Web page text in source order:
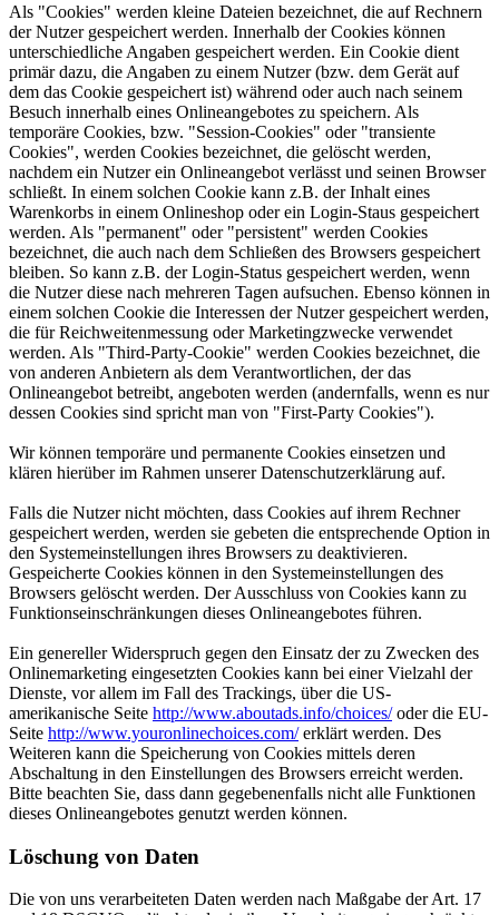
Als "Cookies" werden kleine Dateien bezeichnet, die auf Rechnern
der Nutzer gespeichert werden. Innerhalb der Cookies können
unterschiedliche Angaben gespeichert werden. Ein Cookie dient
primär dazu, die Angaben zu einem Nutzer (bzw. dem Gerät auf
dem das Cookie gespeichert ist) während oder auch nach seinem
Besuch innerhalb eines Onlineangebotes zu speichern. Als
temporäre Cookies, bzw. "Session-Cookies" oder "transiente
Cookies", werden Cookies bezeichnet, die gelöscht werden,
nachdem ein Nutzer ein Onlineangebot verlässt und seinen Browser
schließt. In einem solchen Cookie kann z.B. der Inhalt eines
Warenkorbs in einem Onlineshop oder ein Login-Staus gespeichert
werden. Als "permanent" oder "persistent" werden Cookies
bezeichnet, die auch nach dem Schließen des Browsers gespeichert
bleiben. So kann z.B. der Login-Status gespeichert werden, wenn
die Nutzer diese nach mehreren Tagen aufsuchen. Ebenso können in
einem solchen Cookie die Interessen der Nutzer gespeichert werden,
die für Reichweitenmessung oder Marketingzwecke verwendet
werden. Als "Third-Party-Cookie" werden Cookies bezeichnet, die
von anderen Anbietern als dem Verantwortlichen, der das
Onlineangebot betreibt, angeboten werden (andernfalls, wenn es nur
dessen Cookies sind spricht man von "First-Party Cookies").
Wir können temporäre und permanente Cookies einsetzen und
klären hierüber im Rahmen unserer Datenschutzerklärung auf.
Falls die Nutzer nicht möchten, dass Cookies auf ihrem Rechner
gespeichert werden, werden sie gebeten die entsprechende Option in
den Systemeinstellungen ihres Browsers zu deaktivieren.
Gespeicherte Cookies können in den Systemeinstellungen des
Browsers gelöscht werden. Der Ausschluss von Cookies kann zu
Funktionseinschränkungen dieses Onlineangebotes führen.
Ein genereller Widerspruch gegen den Einsatz der zu Zwecken des
Onlinemarketing eingesetzten Cookies kann bei einer Vielzahl der
Dienste, vor allem im Fall des Trackings, über die US-
amerikanische Seite http://www.aboutads.info/choices/oder die EU-
Seite http://www.youronlinechoices.com/erklärt werden. Des
Weiteren kann die Speicherung von Cookies mittels deren
Abschaltung in den Einstellungen des Browsers erreicht werden.
Bitte beachten Sie, dass dann gegebenenfalls nicht alle Funktionen
dieses Onlineangebotes genutzt werden können.
Löschung von Daten
Die von uns verarbeiteten Daten werden nach Maßgabe der Art. 17